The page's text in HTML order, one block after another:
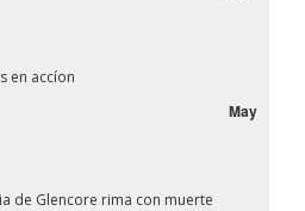
en accíon
May
de Glencore rima con muerte